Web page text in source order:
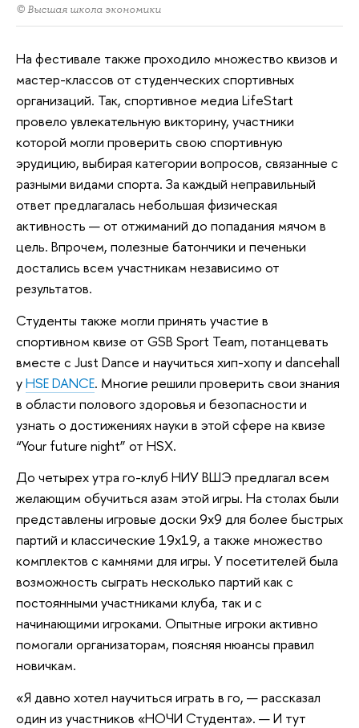
© Высшая школа экономики
На фестивале также проходило множество квизов и
мастер-классов от студенческих спортивных
организаций. Так, спортивное медиа LifeStart
провело увлекательную викторину, участники
которой могли проверить свою спортивную
эрудицию, выбирая категории вопросов, связанные с
разными видами спорта. За каждый неправильный
ответ предлагалась небольшая физическая
активность — от отжиманий до попадания мячом в
цель. Впрочем, полезные батончики и печеньки
достались всем участникам независимо от
результатов.
Студенты также могли принять участие в
спортивном квизе от GSB Sport Team, потанцевать
вместе с Just Dance и научиться хип-хопу и dancehall
уHSE DANCE. Многие решили проверить свои знания
в области полового здоровья и безопасности и
узнать о достижениях науки в этой сфере на квизе
“Your future night” от HSX.
До четырех утра го-клуб НИУ ВШЭ предлагал всем
желающим обучиться азам этой игры. На столах были
представлены игровые доски 9х9 для более быстрых
партий и классические 19х19, а также множество
комплектов с камнями для игры. У посетителей была
возможность сыграть несколько партий как с
постоянными участниками клуба, так и с
начинающими игроками. Опытные игроки активно
помогали организаторам, поясняя нюансы правил
новичкам.
«Я давно хотел научиться играть в го, — рассказал
один из участников «НОЧИ Студента». — И тут